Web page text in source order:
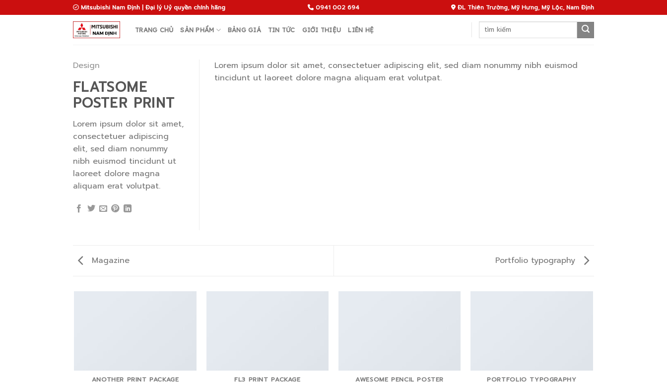
to
Mitsubishi Nam Định | Đại lý Uỷ quyền chính hãng 0941 002 694 ĐL Thiên Trường, Mỹ Hưng, Mỹ Lộc, Nam Định
TRANG CHỦ SẢN PHẨM BẢNG GIÁ TIN TỨC GIỚI THIỆU LIÊN HỆ
Search
Design
FLATSOME
POSTER PRINT
Lorem ipsum dolor sit amet,
consectetuer adipiscing
elit, sed diam nonummy
nibh euismod tincidunt ut
laoreet dolore magna
aliquam erat volutpat.
Lorem ipsum dolor sit amet, consectetuer adipiscing elit, sed diam nonummy nibh euismod
tincidunt ut laoreet dolore magna aliquam erat volutpat.
Magazine Portfolio typography
ANOTHER PRINT PACKAGE FL3 PRINT PACKAGE AWESOME PENCIL POSTER PORTFOLIO TYPOGRAPHY